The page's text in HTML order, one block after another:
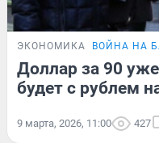
ЭКОНОМИКА ВОЙНА НА
Доллар за 90
будет с рублем
9 марта, 2026, 11:00 427